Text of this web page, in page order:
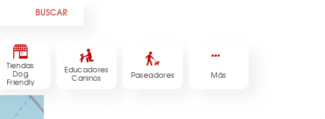
BUSCAR
Tiendas
Dog
Friendly
Educadores
Caninos Paseadores Más